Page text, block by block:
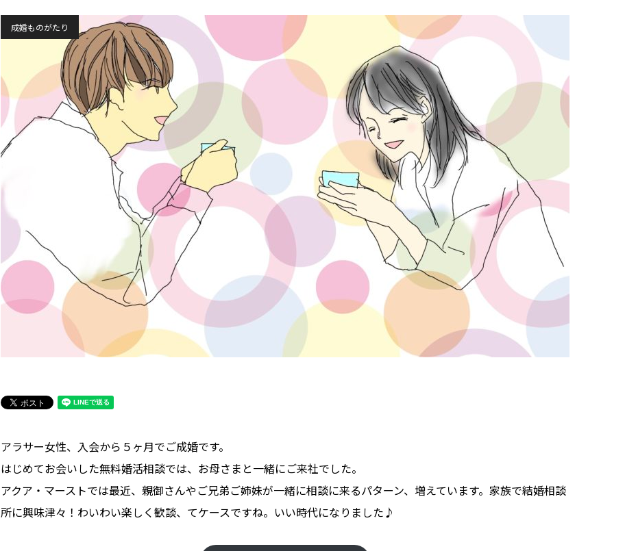
成婚ものがたり
アラサー女性、入会から５ヶ月でご成婚です。
はじめてお会いした無料婚活相談では、お母さまと一緒にご来社でした。
アクア・マーストでは最近、親御さんやご兄弟ご姉妹が一緒に相談に来るパターン、増えています。家族で結婚相談
所に興味津々！わいわい楽しく歓談、てケースですね。いい時代になりました♪